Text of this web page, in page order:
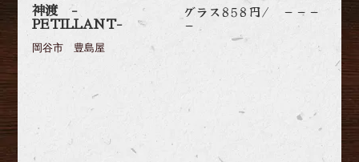
神渡 -
PETILLANT-
グラス858円/ －－－
－
岡谷市 豊島屋